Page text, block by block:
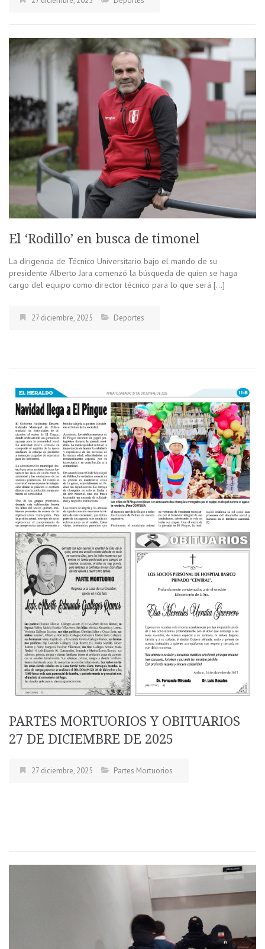
El ‘Rodillo’ en busca de timonel
La dirigencia de Técnico Universitario bajo el mando de su
presidente Alberto Jara comenzó la búsqueda de quien se haga
cargo del equipo como director técnico para lo que será […]
27 diciembre, 2025 Deportes
PARTES MORTUORIOS Y OBITUARIOS
27 DE DICIEMBRE DE 2025
27 diciembre, 2025 Partes Mortuorios